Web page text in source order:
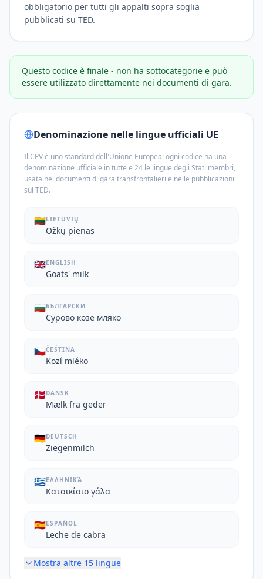
obbligatorio per tutti gli appalti sopra soglia
pubblicati su TED.
Questo codice è finale - non ha sottocategorie e può
essere utilizzato direttamente nei documenti di gara.
Denominazione nelle lingue ufficiali UE
Il CPV è uno standard dell'Unione Europea: ogni codice ha una
denominazione ufficiale in tutte e 24 le lingue degli Stati membri,
usata nei documenti di gara transfrontalieri e nelle pubblicazioni
sul TED.
🇱🇹LIETUVIŲ
Ožkų pienas
🇬🇧ENGLISH
Goats' milk
🇧🇬БЪЛГАРСКИ
Сурово козе мляко
🇨🇿ČEŠTINA
Kozí mléko
🇩🇰 DANSK
Mælk fra geder
🇩🇪DEUTSCH
Ziegenmilch
🇬🇷ΕΛΛΗΝΙΚΆ
Κατσικίσιο γάλα
🇪🇸ESPAÑOL
Leche de cabra
Mostra altre 15 lingue